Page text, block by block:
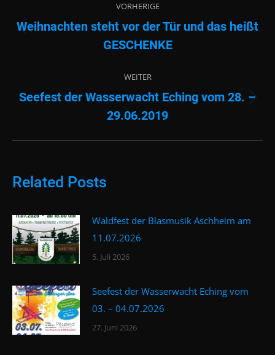
VORHERIGE
Vorheriger
Beitrag:
Weihnachten steht vor der Tür und das heißt
GESCHENKE
WEITER
Nächster
Beitrag:
Seefest der Wasserwacht Eching vom 28. –
29.06.2019
Related Posts
Waldfest der Blasmusik Aschheim am
11.07.2026
5. Juli 2026
Seefest der Wasserwacht Eching vom
03. – 04.07.2026
27. Juni 2026